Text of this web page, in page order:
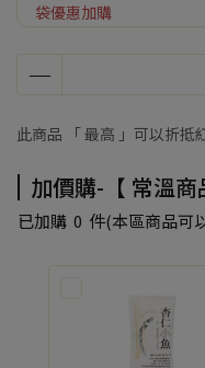
袋優惠加購
此商品 「 最高 」可以折抵
加價購-【 常溫
已加購 0 件(本區商品可